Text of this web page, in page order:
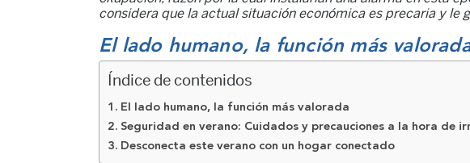
considera que la actual situación económica es precaria y le
El lado humano, la función más
Índice de contenidos
El lado humano, la función más valorada
Seguridad en verano: Cuidados y precauciones a la hora de
Desconecta este verano con un hogar conectado